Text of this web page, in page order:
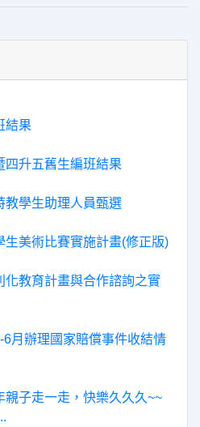
結果
四升五舊生編班結果
教學生助理人員甄選
生美術比賽實施計畫(修正版)
化教育計畫與合作諮詢之實
月辦理國家賠償事件收結情
親子走一走，快樂久久久~~